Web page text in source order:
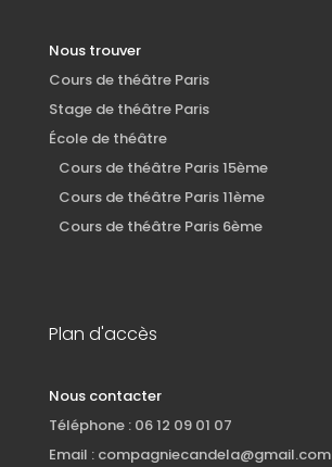
Nous trouver
Cours de théâtre Paris
Stage de théâtre Paris
École de théâtre
Cours de théâtre Paris 15ème
Cours de théâtre Paris 11ème
Cours de théâtre Paris 6ème
Plan d'accès
Nous contacter
Téléphone : 06 12 09 01 07
Email : compagniecandela@gmail.com